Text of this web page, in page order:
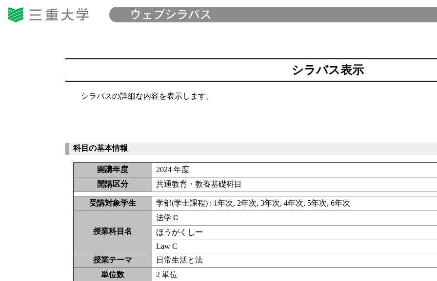
シラバス表示
シラバスの詳細な内容を表示します。
科目の基本情報
開講年度
2024 年度
開講区分
共通教育・教養基礎科目
受講対象学生 学部(学士課程) : 1年次, 2年次, 3年次, 4年次, 5年次, 6年次
授業科目名
法学Ｃ
ほうがくしー
Law C
授業テーマ
日常生活と法
単位数
2 単位